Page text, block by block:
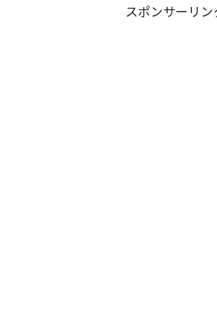
スポンサーリン